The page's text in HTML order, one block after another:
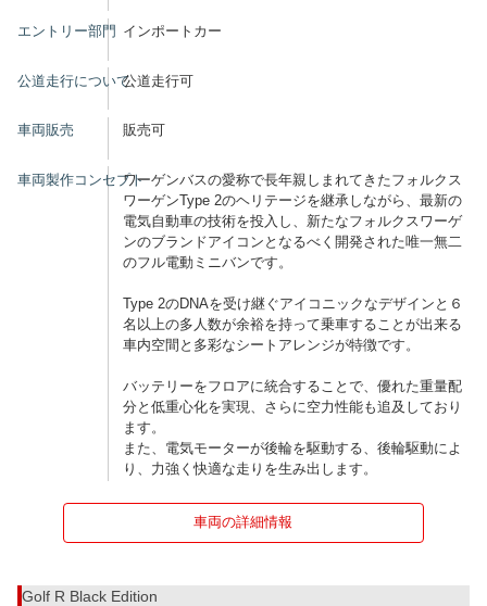
エントリー部門 インポートカー
公道走行について公道走行可
車両販売 販売可
車両製作コンセプトワーゲンバスの愛称で長年親しまれてきたフォルクス
ワーゲンType 2のヘリテージを継承しながら、最新の
電気自動車の技術を投入し、新たなフォルクスワーゲ
ンのブランドアイコンとなるべく開発された唯一無二
のフル電動ミニバンです。
Type 2のDNAを受け継ぐアイコニックなデザインと６
名以上の多人数が余裕を持って乗車することが出来る
車内空間と多彩なシートアレンジが特徴です。
バッテリーをフロアに統合することで、優れた重量配
分と低重心化を実現、さらに空力性能も追及しており
ます。
また、電気モーターが後輪を駆動する、後輪駆動によ
り、力強く快適な走りを生み出します。
車両の詳細情報
Golf R Black Edition